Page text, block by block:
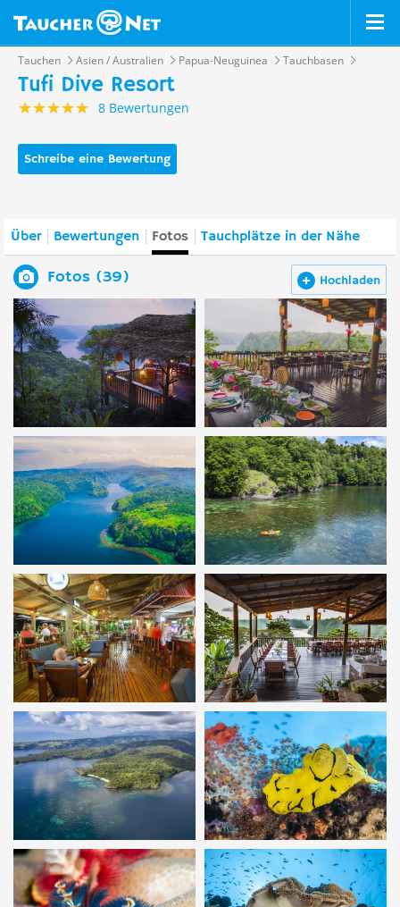
Tauchen Asien / Australien Papua-Neuguinea Tauchbasen
Tufi Dive Resort
8 Bewertungen
Schreibe eine Bewertung
Über Bewertungen Fotos Tauchplätze in der Nähe
Hochladen
Fotos (39)